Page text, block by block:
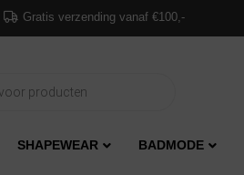
Gratis verzending vanaf €100,-
SHAPEWEAR BADMODE